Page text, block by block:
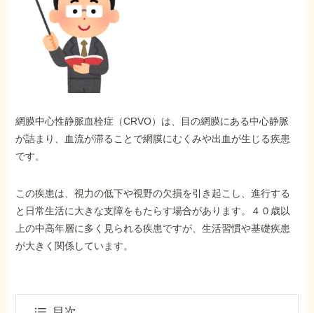
外出困難でもOK
非対面で申請できる
ホーム
障害年金の金額
網膜中心性静脈血栓症（CRVO）は、目の網膜にある中心静脈
が詰まり、血流が滞ることで網膜にむくみや出血が生じる疾患
です。
この疾患は、視力の低下や視野の欠損を引き起こし、進行する
と日常生活に大きな支障をもたらす場合があります。４０歳以
上の中高年層に多く見られる疾患ですが、生活習慣や基礎疾患
が大きく関係しています。